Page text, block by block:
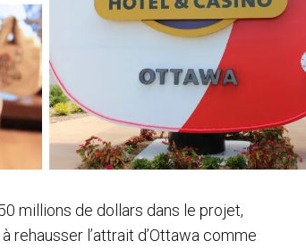
millions de dollars dans le projet,
rehausser l’attrait d’Ottawa comme